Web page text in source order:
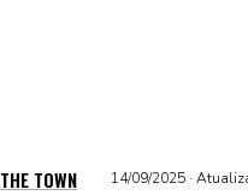
THE TOWN 14/09/2025 ·